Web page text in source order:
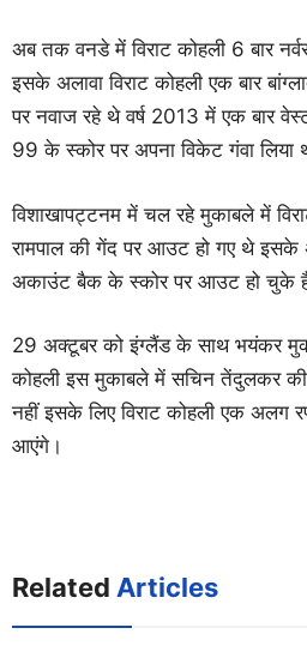
अब तक वनडे में विराट कोहली 6 बार
इसके अलावा विराट कोहली एक बार
पर नवाज रहे थे वर्ष 2013 में एक बार
99 के स्कोर पर अपना विकेट गंवा लिया
विशाखापट्टनम में चल रहे मुकाबले में
रामपाल की गेंद पर आउट हो गए थे इसके
अकाउंट बैक के स्कोर पर आउट हो चुके
29 अक्टूबर को इंग्लैंड के साथ भयंकर
कोहली इस मुकाबले में सचिन तेंदुलकर की
नहीं इसके लिए विराट कोहली एक अलग
आएंगे।
Related Articles